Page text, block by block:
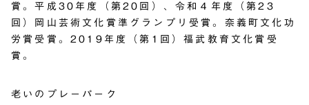
賞。平成30年度（第20回）、令和４年度（第23
回）岡山芸術文化賞準グランプリ受賞。奈義町文化功
労賞受賞。2019年度（第1回）福武教育文化賞受
賞。
老いのプレーパーク